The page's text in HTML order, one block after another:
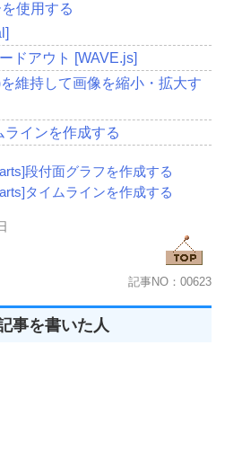
使用する
ドアウト [WAVE.js]
維持して画像を縮小・拡大す
ラインを作成する
段付面グラフを作成する
タイムラインを作成する
記事NO：00623
事を書いた人